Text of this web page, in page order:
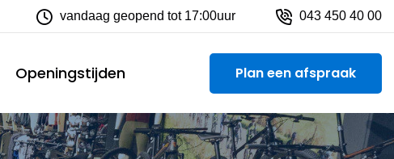
fietsen 800 m² showroom
vandaag geopend tot 17:00uur 043 450 40 00
Openingstijden Plan een afspraak